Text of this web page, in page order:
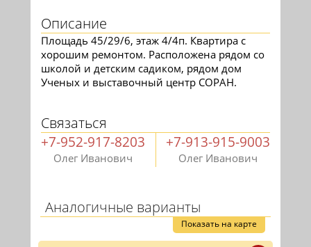
Описание
Площадь 45/29/6, этаж 4/4п. Квартира с
хорошим ремонтом. Расположена рядом со
школой и детским садиком, рядом дом
Ученых и выставочный центр СОРАН.
Связаться
+7-952-917-8203
Олег Иванович
+7-913-915-9003
Олег Иванович
Аналогичные варианты
Показать на карте